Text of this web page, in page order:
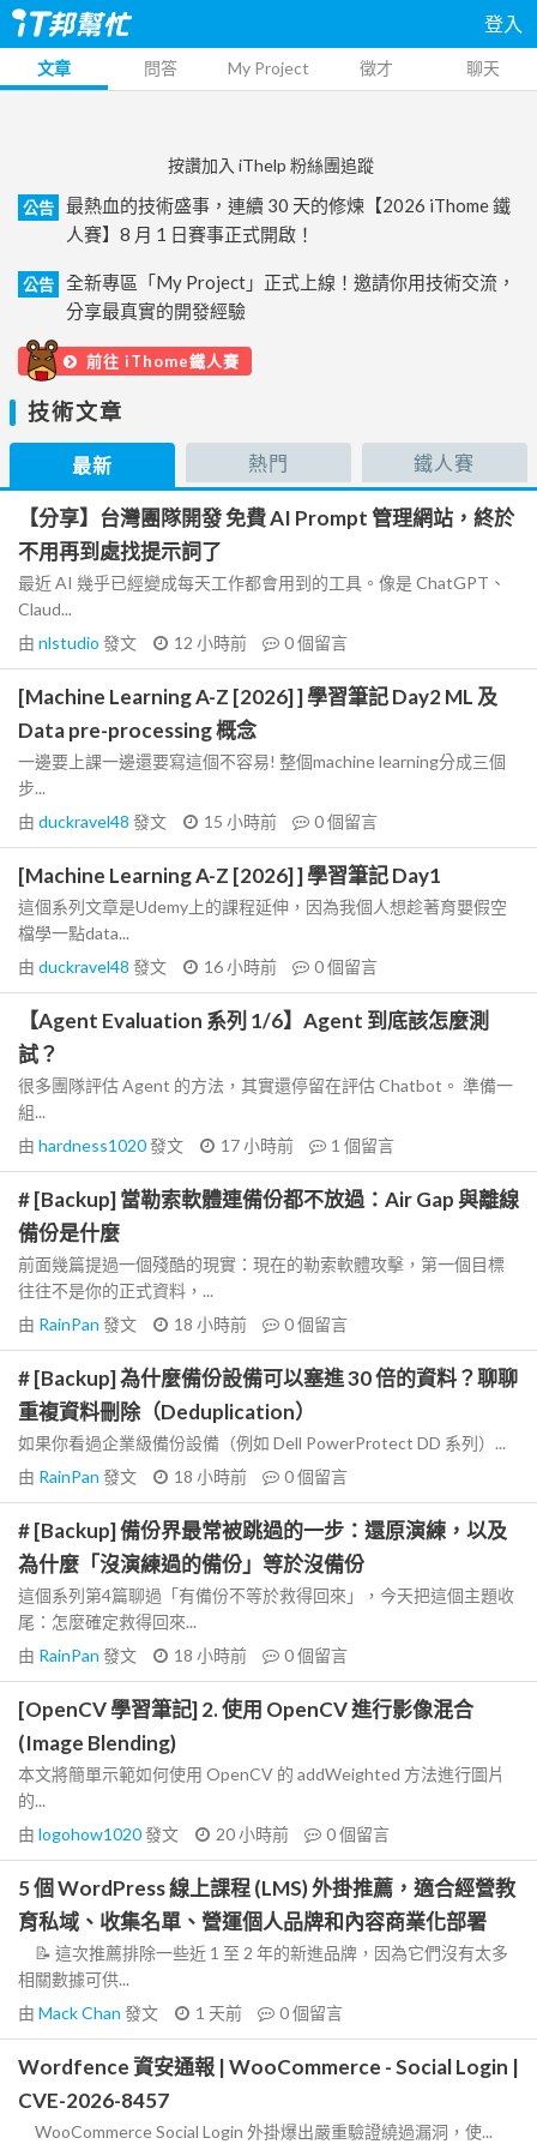
登入
文章 問答 My Project 徵才 聊天
按讚加入 iThelp 粉絲團追蹤
公告
最熱血的技術盛事，連續 30 天的修煉【2026 iThome 鐵
人賽】8 月 1 日賽事正式開啟！
公告
全新專區「My Project」正式上線！邀請你用技術交流，
分享最真實的開發經驗
前往 iThome鐵人賽
技術文章
最新 熱門 鐵人賽
【分享】台灣團隊開發 免費 AI Prompt 管理網站，終於
不用再到處找提示詞了
最近 AI 幾乎已經變成每天工作都會用到的工具。像是 ChatGPT、
Claud...
由 nlstudio 發文 12 小時前 0個留言
[Machine Learning A-Z [2026] ] 學習筆記 Day2 ML 及
Data pre-processing 概念
一邊要上課一邊還要寫這個不容易! 整個machine learning分成三個
步...
由 duckravel48 發文 15 小時前 0個留言
[Machine Learning A-Z [2026] ] 學習筆記 Day1
這個系列文章是Udemy上的課程延伸，因為我個人想趁著育嬰假空
檔學一點data...
由 duckravel48 發文 16 小時前 0個留言
【Agent Evaluation 系列 1/6】Agent 到底該怎麼測
試？
很多團隊評估 Agent 的方法，其實還停留在評估 Chatbot。 準備一
組...
由 hardness1020發文 17 小時前 1 個留言
# [Backup] 當勒索軟體連備份都不放過：Air Gap 與離線
備份是什麼
前面幾篇提過一個殘酷的現實：現在的勒索軟體攻擊，第一個目標
往往不是你的正式資料，...
由 RainPan 發文 18 小時前 0個留言
# [Backup] 為什麼備份設備可以塞進 30 倍的資料？聊聊
重複資料刪除（Deduplication）
如果你看過企業級備份設備（例如 Dell PowerProtect DD 系列）...
由 RainPan 發文 18 小時前 0個留言
# [Backup] 備份界最常被跳過的一步：還原演練，以及
為什麼「沒演練過的備份」等於沒備份
這個系列第4篇聊過「有備份不等於救得回來」，今天把這個主題收
尾：怎麼確定救得回來...
由 RainPan 發文 18 小時前 0個留言
[OpenCV 學習筆記] 2. 使用 OpenCV 進行影像混合
(Image Blending)
本文將簡單示範如何使用 OpenCV 的 addWeighted 方法進行圖片
的...
由 logohow1020發文 20 小時前 0個留言
5 個 WordPress 線上課程 (LMS) 外掛推薦，適合經營教
育私域、收集名單、營運個人品牌和內容商業化部署
📝 這次推薦排除一些近 1 至 2 年的新進品牌，因為它們沒有太多
相關數據可供...
由 Mack Chan 發文 1 天前 0個留言
Wordfence 資安通報 | WooCommerce - Social Login |
CVE-2026-8457
WooCommerce Social Login 外掛爆出嚴重驗證繞過漏洞，使...